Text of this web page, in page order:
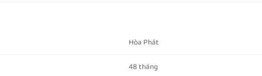
Hòa Phát
48 tháng